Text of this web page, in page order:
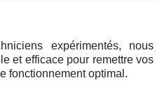
expérimentés, nous
et efficace pour remettre vos
fonctionnement optimal.